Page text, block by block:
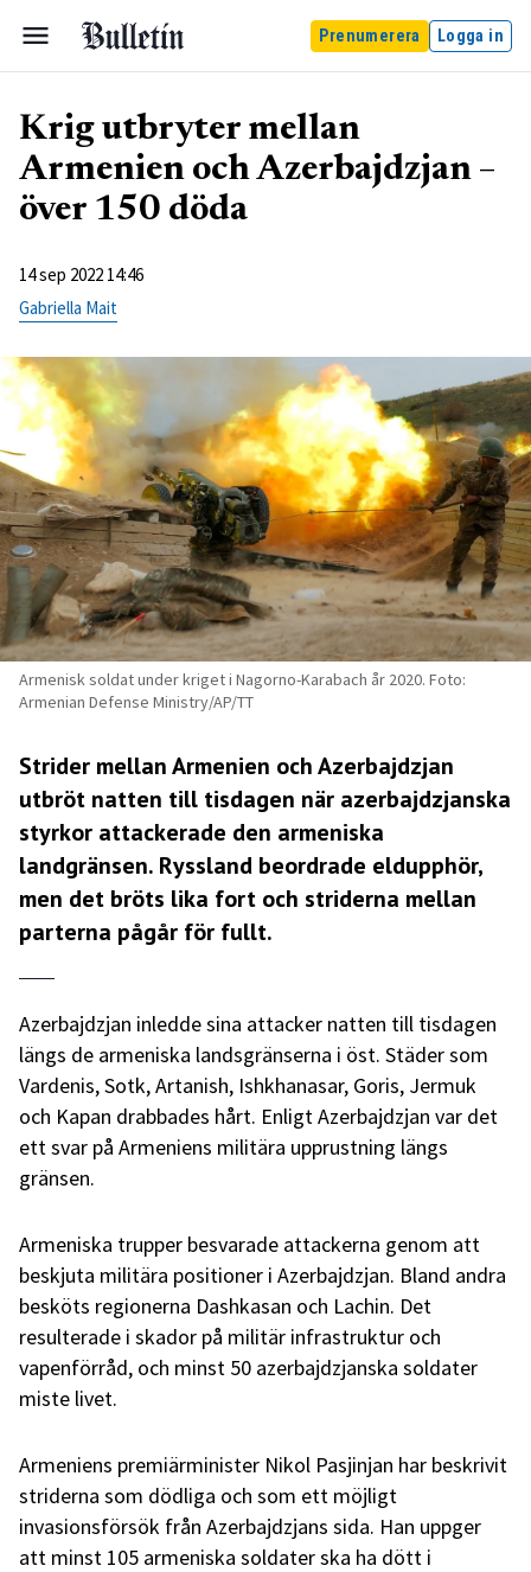
Prenumerera Logga in
Krig utbryter mellan
Armenien och Azerbajdzjan –
över 150 döda
14 sep 2022 14:46
Gabriella Mait
Armenisk soldat under kriget i Nagorno-Karabach år 2020. Foto:
Armenian Defense Ministry/AP/TT
Strider mellan Armenien och Azerbajdzjan
utbröt natten till tisdagen när azerbajdzjanska
styrkor attackerade den armeniska
landgränsen. Ryssland beordrade eldupphör,
men det bröts lika fort och striderna mellan
parterna pågår för fullt.
Azerbajdzjan inledde sina attacker natten till tisdagen
längs de armeniska landsgränserna i öst. Städer som
Vardenis, Sotk, Artanish, Ishkhanasar, Goris, Jermuk
och Kapan drabbades hårt. Enligt Azerbajdzjan var det
ett svar på Armeniens militära upprustning längs
gränsen.
Armeniska trupper besvarade attackerna genom att
beskjuta militära positioner i Azerbajdzjan. Bland andra
besköts regionerna Dashkasan och Lachin. Det
resulterade i skador på militär infrastruktur och
vapenförråd, och minst 50 azerbajdzjanska soldater
miste livet.
Armeniens premiärminister Nikol Pasjinjan har beskrivit
striderna som dödliga och som ett möjligt
invasionsförsök från Azerbajdzjans sida. Han uppger
att minst 105 armeniska soldater ska ha dött i